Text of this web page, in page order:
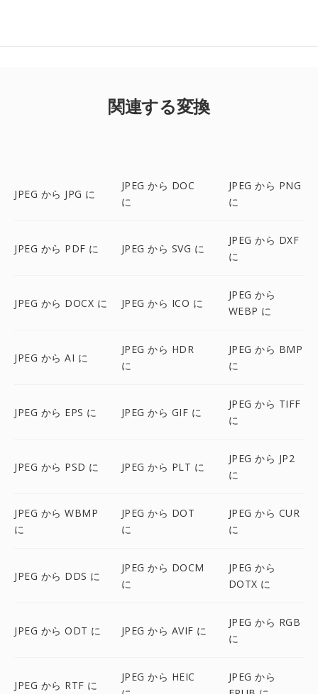
関連する変換
JPEG から JPG に
JPEG から DOC
に
JPEG から PNG
に
JPEG から PDF に JPEG から SVG に
JPEG から DXF
に
JPEG から DOCX に JPEG から ICO に
JPEG から
WEBP に
JPEG から AI に
JPEG から HDR
に
JPEG から BMP
に
JPEG から EPS に JPEG から GIF に
JPEG から TIFF
に
JPEG から PSD に JPEG から PLT に
JPEG から JP2
に
JPEG から WBMP
に
JPEG から DOT
に
JPEG から CUR
に
JPEG から DDS に
JPEG から DOCM
に
JPEG から
DOTX に
JPEG から ODT に JPEG から AVIF に
JPEG から RGB
に
JPEG から RTF に
JPEG から HEIC
JPEG から